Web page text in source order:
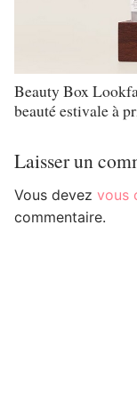
Beauty Box
beauté estivale à
Laisser un
Vous devez vous
commentaire.